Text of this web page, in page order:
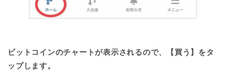
ビットコインのチャートが表示されるので、【買う】をタ
ップします。